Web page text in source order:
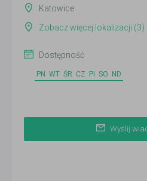
Katowice
Zobacz więcej lokalizacji (3)
Dostępność
PN WT ŚR CZ PI SO ND
Wyślij